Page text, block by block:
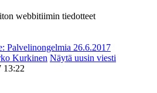
webbitiimin tiedotteet
Palvelinongelmia 26.6.2017
Kurkinen Näytä uusin viesti
13:22